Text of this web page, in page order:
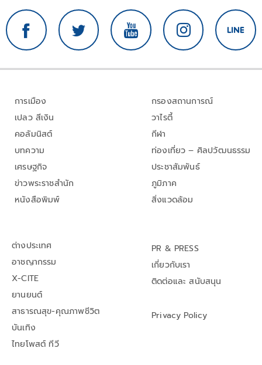
การเมือง
เปลว สีเงิน
คอลัมนิสต์
บทความ
เศรษฐกิจ
ข่าวพระราชสำนัก
หนังสือพิมพ์
กรองสถานการณ์
วาไรตี้
กีฬา
ท่องเที่ยว – ศิลปวัฒนธรรม
ประชาสัมพันธ์
ภูมิภาค
สิ่งแวดล้อม
ต่างประเทศ
อาชญากรรม
X-CITE
ยานยนต์
สาธารณสุข-คุณภาพชีวิต
บันเทิง
ไทยโพสต์ ทีวี
PR & PRESS
เกี่ยวกับเรา
ติดต่อและ สนับสนุน
Privacy Policy